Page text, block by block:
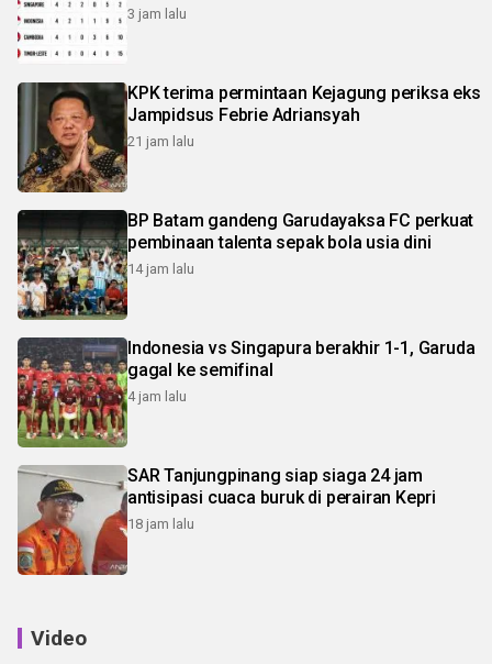
3 jam lalu
KPK terima permintaan Kejagung periksa eks
Jampidsus Febrie Adriansyah
21 jam lalu
BP Batam gandeng Garudayaksa FC perkuat
pembinaan talenta sepak bola usia dini
14 jam lalu
Indonesia vs Singapura berakhir 1-1, Garuda
gagal ke semifinal
4 jam lalu
SAR Tanjungpinang siap siaga 24 jam
antisipasi cuaca buruk di perairan Kepri
18 jam lalu
Video